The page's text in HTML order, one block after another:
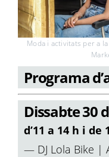
Moda i activitats per a
Programa
Dissabte 30
d’11 a 14 h i de
— DJ Lola Bike |